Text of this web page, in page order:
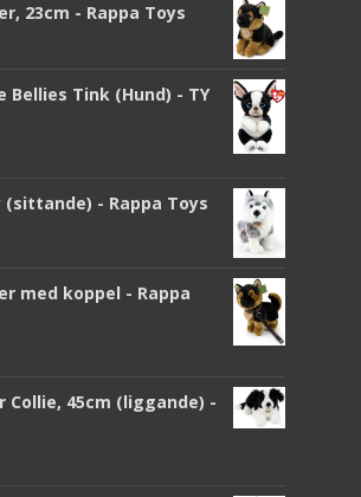
23cm - Rappa Toys
Bellies Tink (Hund) - TY
(sittande) - Rappa Toys
med koppel - Rappa
Collie, 45cm (liggande) -